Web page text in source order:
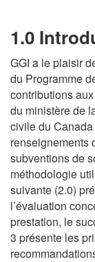
1.0
GGI a le plaisir
du Programme
contributions
du ministère de
civile du
renseignements
subventions de
méthodologie
suivante (2.0)
l’évaluation
prestation, le
3 présente les